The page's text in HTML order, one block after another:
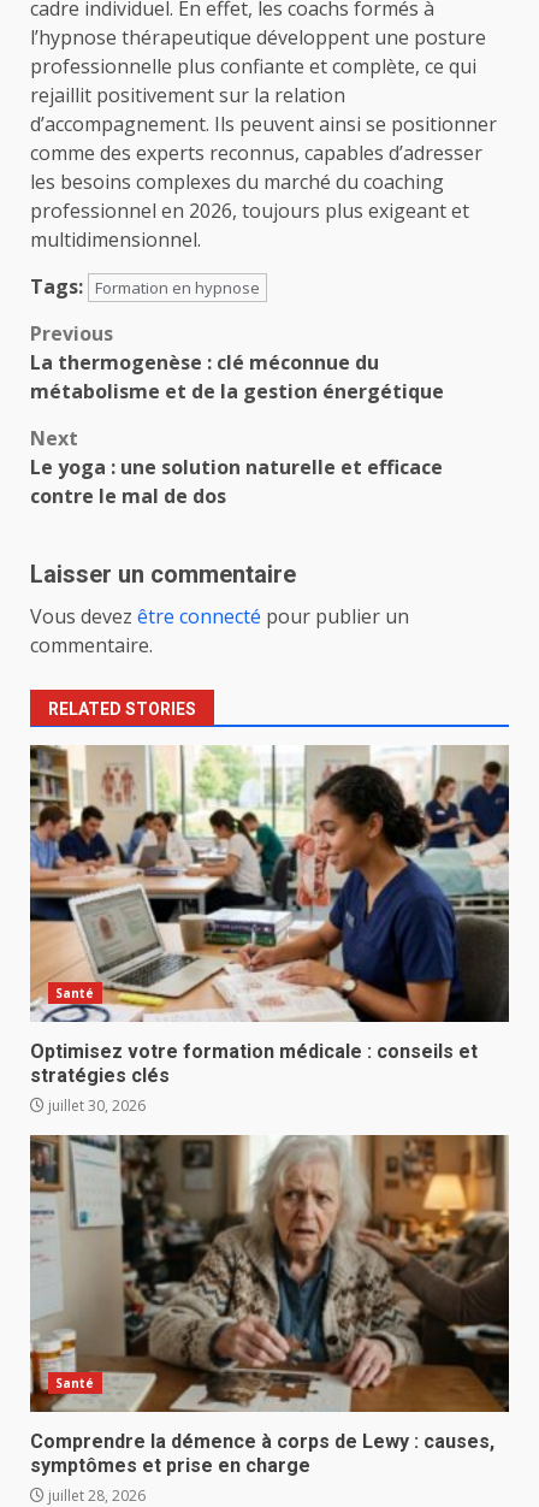
cadre individuel. En effet, les coachs formés à
l’hypnose thérapeutique développent une posture
professionnelle plus confiante et complète, ce qui
rejaillit positivement sur la relation
d’accompagnement. Ils peuvent ainsi se positionner
comme des experts reconnus, capables d’adresser
les besoins complexes du marché du coaching
professionnel en 2026, toujours plus exigeant et
multidimensionnel.
Tags:
Formation en hypnose
Post
navigation
Previous
La thermogenèse : clé méconnue du
métabolisme et de la gestion énergétique
Next
Le yoga : une solution naturelle et efficace
contre le mal de dos
Laisser un commentaire
Vous devez être connecté pour publier un
commentaire.
RELATED STORIES
Santé
Optimisez votre formation médicale : conseils et
stratégies clés
juillet 30, 2026
Santé
Comprendre la démence à corps de Lewy : causes,
symptômes et prise en charge
juillet 28, 2026